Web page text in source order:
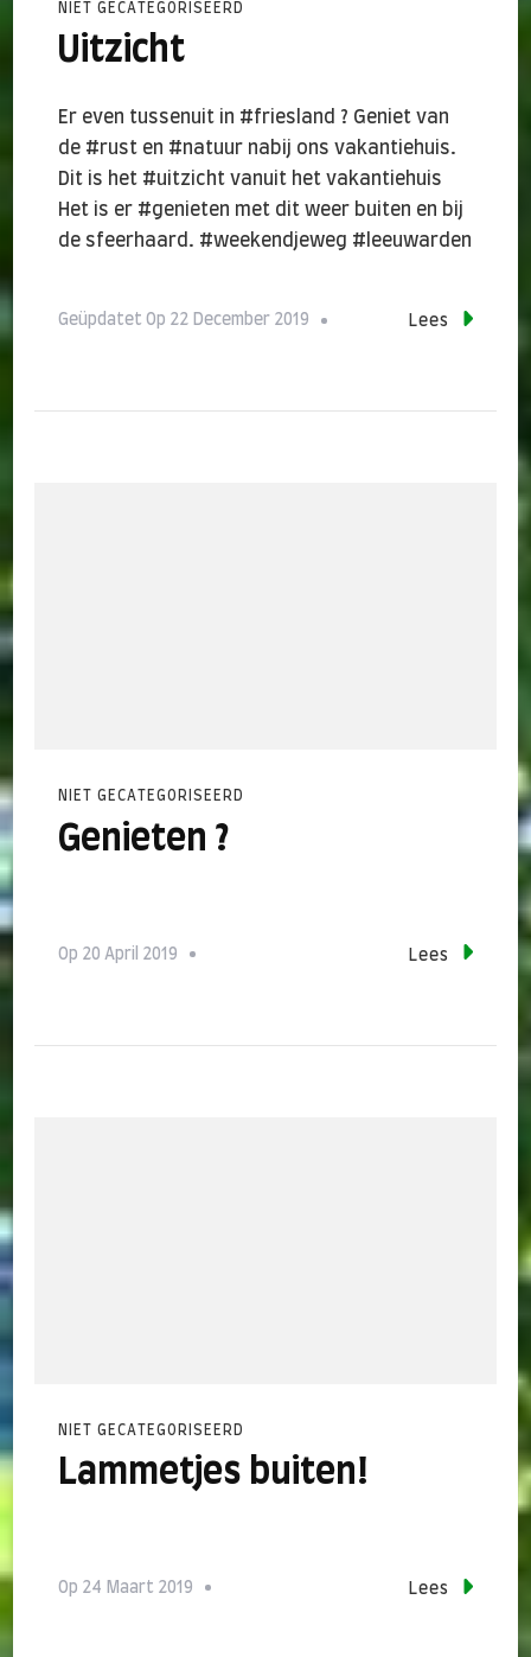
NIET GECATEGORISEERD
Uitzicht
Er even tussenuit in #friesland ? Geniet van
de #rust en #natuur nabij ons vakantiehuis.
Dit is het #uitzicht vanuit het vakantiehuis
Het is er #genieten met dit weer buiten en bij
de sfeerhaard. #weekendjeweg #leeuwarden
Geüpdatet Op 22 December 2019 Lees
NIET GECATEGORISEERD
Genieten ?
Op 20 April 2019 Lees
NIET GECATEGORISEERD
Lammetjes buiten!
Op 24 Maart 2019 Lees